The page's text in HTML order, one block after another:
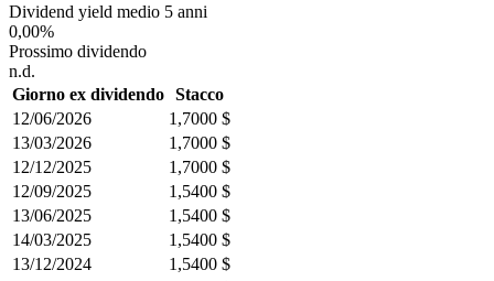
Dividend yield medio 5 anni
0,00%
Prossimo dividendo
n.d.
Giorno ex dividendo Stacco
12/06/2026
1,7000 $
13/03/2026
1,7000 $
12/12/2025
1,7000 $
12/09/2025
1,5400 $
13/06/2025
1,5400 $
14/03/2025
1,5400 $
13/12/2024
1,5400 $